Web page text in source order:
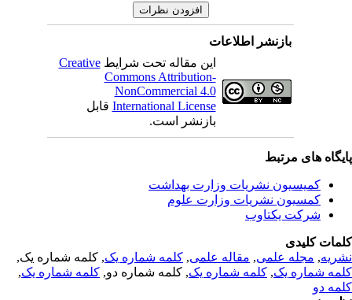
بازنشر اطلاعات
این مقاله تحت شرایطCreative
Commons Attribution-
NonCommercial 4.0
International Licenseقابل
بازنشر است.
های مرتبط
کمیسیون نشریات وزارت بهداشت
کمسیون نشریات وزارت علوم
شرکت یکتاوب
کلیدی
,مجله علمی, مقاله علمی, کلمه شماره یک, کلمه شماره یک,
شماره یک,کلمه شماره یک, کلمه شماره دو,کلمه شماره یک,
دو